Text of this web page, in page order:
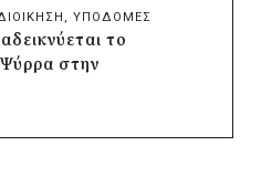
και
παραγωγής
Αγγελούδη για
, ΥΠΟΔΟΜΕΣ
το
στην
Αγγελούδη για